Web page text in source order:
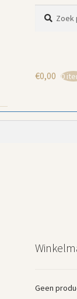
naar:
€0,00 0
Geen